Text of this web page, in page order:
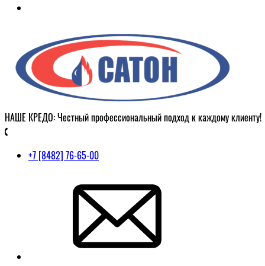
НАШЕ КРЕДО: Честный профессиональный подход к каждому клиенту!
+7 [8482] 76-65-00